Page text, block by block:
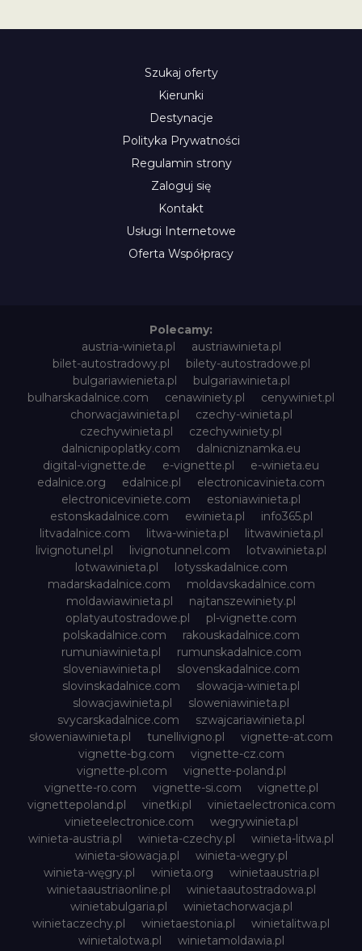
Szukaj oferty
Kierunki
Destynacje
Polityka Prywatności
Regulamin strony
Zaloguj się
Kontakt
Usługi Internetowe
Oferta Współpracy
Polecamy:
austria-winieta.pl
austriawinieta.pl
bilet-autostradowy.pl
bilety-autostradowe.pl
bulgariawienieta.pl
bulgariawinieta.pl
bulharskadalnice.com
cenawiniety.pl
cenywiniet.pl
chorwacjawinieta.pl
czechy-winieta.pl
czechywinieta.pl
czechywiniety.pl
dalnicnipoplatky.com
dalnicniznamka.eu
digital-vignette.de
e-vignette.pl
e-winieta.eu
edalnice.org
edalnice.pl
electronicavinieta.com
electroniceviniete.com
estoniawinieta.pl
estonskadalnice.com
ewinieta.pl
info365.pl
litvadalnice.com
litwa-winieta.pl
litwawinieta.pl
livignotunel.pl
livignotunnel.com
lotvawinieta.pl
lotwawinieta.pl
lotysskadalnice.com
madarskadalnice.com
moldavskadalnice.com
moldawiawinieta.pl
najtanszewiniety.pl
oplatyautostradowe.pl
pl-vignette.com
polskadalnice.com
rakouskadalnice.com
rumuniawinieta.pl
rumunskadalnice.com
sloveniawinieta.pl
slovenskadalnice.com
slovinskadalnice.com
slowacja-winieta.pl
slowacjawinieta.pl
sloweniawinieta.pl
svycarskadalnice.com
szwajcariawinieta.pl
słoweniawinieta.pl
tunellivigno.pl
vignette-at.com
vignette-bg.com
vignette-cz.com
vignette-pl.com
vignette-poland.pl
vignette-ro.com
vignette-si.com
vignette.pl
vignettepoland.pl
vinetki.pl
vinietaelectronica.com
vinieteelectronice.com
wegrywinieta.pl
winieta-austria.pl
winieta-czechy.pl
winieta-litwa.pl
winieta-słowacja.pl
winieta-wegry.pl
winieta-węgry.pl
winieta.org
winietaaustria.pl
winietaaustriaonline.pl
winietaautostradowa.pl
winietabulgaria.pl
winietachorwacja.pl
winietaczechy.pl
winietaestonia.pl
winietalitwa.pl
winietalotwa.pl
winietamoldawia.pl